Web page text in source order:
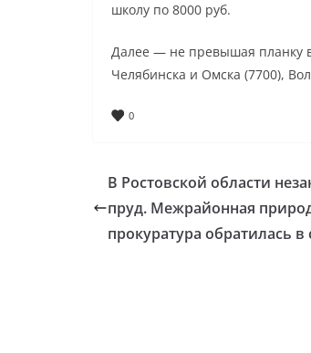
школу по 8000 руб.
Далее — не превышая планку
Челябинска и Омска (7700),
0
В Ростовской области
пруд. Межрайонная
прокуратура обратилась в